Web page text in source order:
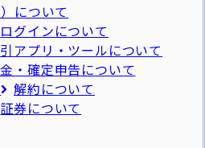
について
ログインについて
アプリ・ツールについて
・確定申告について
解約について
証券について